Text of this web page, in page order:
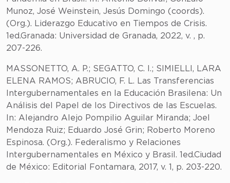
Munoz, José Weinstein, Jesús Domingo (coords).
(Org.). Liderazgo Educativo en Tiempos de Crisis.
1ed.Granada: Universidad de Granada, 2022, v. , p.
207-226.
MASSONETTO, A. P.; SEGATTO, C. I.; SIMIELLI, LARA
ELENA RAMOS; ABRUCIO, F. L. Las Transferencias
Intergubernamentales en la Educación Brasilena: Un
Análisis del Papel de los Directivos de las Escuelas.
In: Alejandro Alejo Pompilio Aguilar Miranda; Joel
Mendoza Ruiz; Eduardo José Grin; Roberto Moreno
Espinosa. (Org.). Federalismo y Relaciones
Intergubernamentales en México y Brasil. 1ed.Ciudad
de México: Editorial Fontamara, 2017, v. 1, p. 203-220.